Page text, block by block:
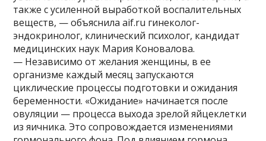
также с усиленной выработкой воспалительных
веществ, — объяснила aif.ru гинеколог-
эндокринолог, клинический психолог, кандидат
медицинских наук Мария Коновалова.
— Независимо от желания женщины, в ее
организме каждый месяц запускаются
циклические процессы подготовки и ожидания
беременности. «Ожидание» начинается после
овуляции — процесса выхода зрелой яйцеклетки
из яичника. Это сопровождается изменениями